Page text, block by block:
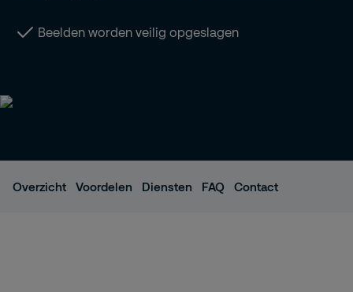
Beelden worden veilig opgeslagen
Overzicht Voordelen Diensten FAQ Contact